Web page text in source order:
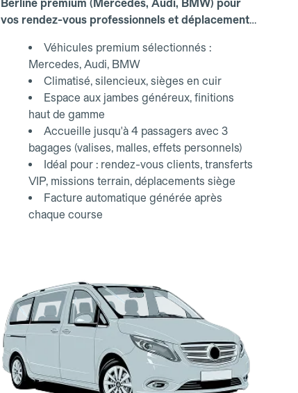
Berline premium (Mercedes, Audi, BMW) pour
vos rendez-vous professionnels et déplacements
Véhicules premium sélectionnés :
Mercedes, Audi, BMW
Climatisé, silencieux, sièges en cuir
Espace aux jambes généreux, finitions
haut de gamme
Accueille jusqu'à 4 passagers avec 3
bagages (valises, malles, effets personnels)
Idéal pour : rendez-vous clients, transferts
VIP, missions terrain, déplacements siège
Facture automatique générée après
chaque course